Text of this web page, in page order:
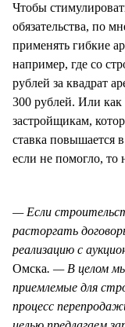
Чтобы
обязательства,
применять гибкие
например, где со
рублей за квадрат
300 рублей. Или как
застройщикам,
ставка повышается
если не помогло, то
— Если
расторгать
реализацию с
Омска. — В целом
приемлемые для
процесс